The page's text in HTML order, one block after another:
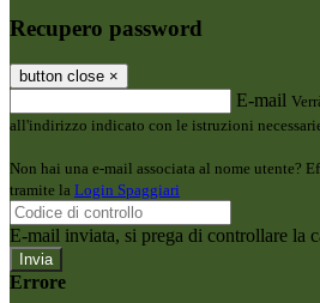
Recupero password
button close ×
E-mail
all'indirizzo indicato con le istruzioni
Non hai una e-mail associata al nome utente?
tramite la Login Spaggiari
E-mail inviata, si prega di controllare la
Errore